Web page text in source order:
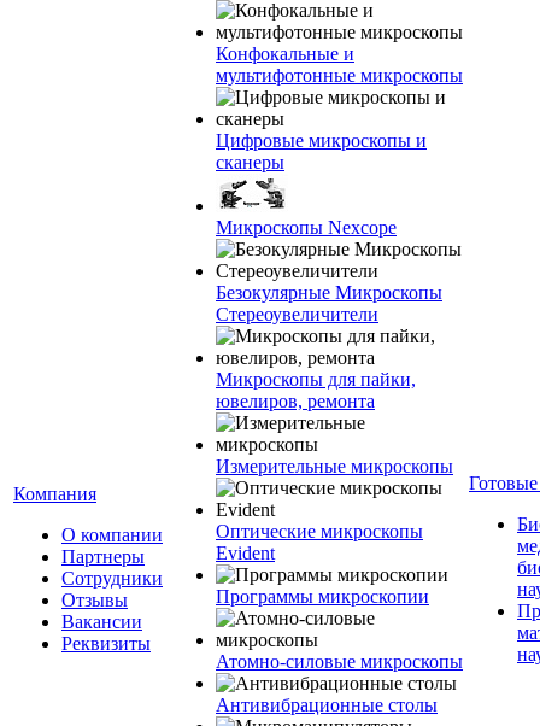
Компания
О компании
Партнеры
Сотрудники
Отзывы
Вакансии
Реквизиты
Конфокальные и
мультифотонные микроскопы
Цифровые микроскопы и
сканеры
Микроскопы Nexcope
Безокулярные Микроскопы
Стереоувеличители
Микроскопы для пайки,
ювелиров, ремонта
Измерительные микроскопы
Оптические микроскопы
Evident
Программы микроскопии
Атомно-силовые микроскопы
Антивибрационные столы